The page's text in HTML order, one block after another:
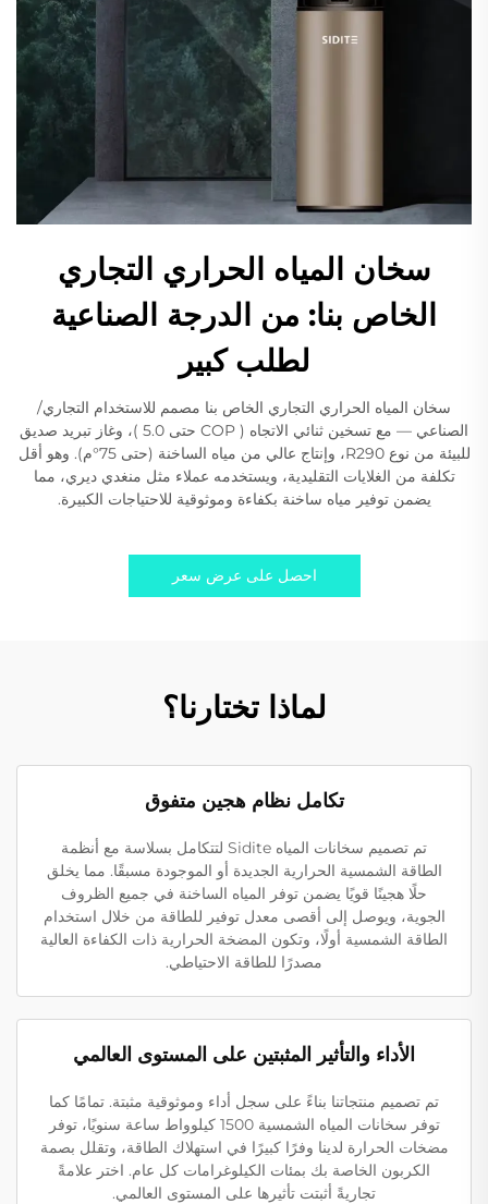
سخان المياه الحراري التجاري
الخاص بنا: من الدرجة الصناعية
لطلب كبير
سخان المياه الحراري التجاري الخاص بنا مصمم للاستخدام التجاري/
الصناعي — مع تسخين ثنائي الاتجاه ( COP حتى 5.0 )، وغاز تبريد صديق
للبيئة من نوع R290، وإنتاج عالي من مياه الساخنة (حتى 75°م). وهو أقل
تكلفة من الغلايات التقليدية، ويستخدمه عملاء مثل منغدي ديري، مما
يضمن توفير مياه ساخنة بكفاءة وموثوقية للاحتياجات الكبيرة.
احصل على عرض سعر
لماذا تختارنا؟
تكامل نظام هجين متفوق
تم تصميم سخانات المياه Sidite لتتكامل بسلاسة مع أنظمة
الطاقة الشمسية الحرارية الجديدة أو الموجودة مسبقًا. مما يخلق
حلًا هجينًا قويًا يضمن توفر المياه الساخنة في جميع الظروف
الجوية، ويوصل إلى أقصى معدل توفير للطاقة من خلال استخدام
الطاقة الشمسية أولًا، وتكون المضخة الحرارية ذات الكفاءة العالية
مصدرًا للطاقة الاحتياطي.
الأداء والتأثير المثبتين على المستوى العالمي
تم تصميم منتجاتنا بناءً على سجل أداء وموثوقية مثبتة. تمامًا كما
توفر سخانات المياه الشمسية 1500 كيلوواط ساعة سنويًا، توفر
مضخات الحرارة لدينا وفرًا كبيرًا في استهلاك الطاقة، وتقلل بصمة
الكربون الخاصة بك بمئات الكيلوغرامات كل عام. اختر علامةً
تجاريةً أثبتت تأثيرها على المستوى العالمي.